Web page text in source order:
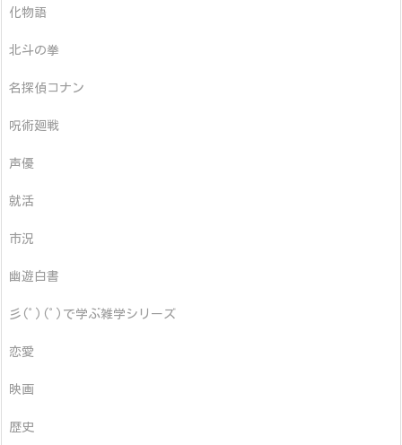
化物語
北斗の拳
名探偵コナン
呪術廻戦
声優
就活
市況
幽遊白書
彡(ﾟ)(ﾟ)で学ぶ雑学シリーズ
恋愛
映画
歴史